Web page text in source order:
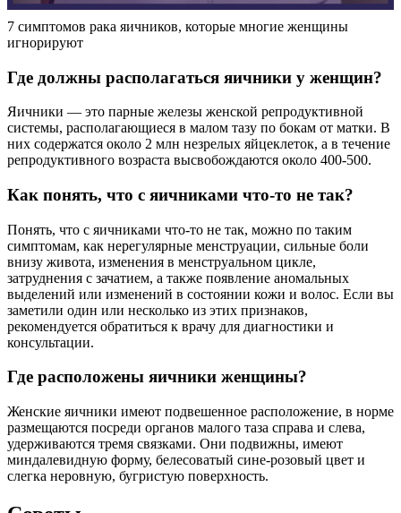
7 симптомов рака яичников, которые многие женщины
игнорируют
Где должны располагаться яичники у женщин?
Яичники — это парные железы женской репродуктивной
системы, располагающиеся в малом тазу по бокам от матки. В
них содержатся около 2 млн незрелых яйцеклеток, а в течение
репродуктивного возраста высвобождаются около 400-500.
Как понять, что с яичниками что-то не так?
Понять, что с яичниками что-то не так, можно по таким
симптомам, как нерегулярные менструации, сильные боли
внизу живота, изменения в менструальном цикле,
затруднения с зачатием, а также появление аномальных
выделений или изменений в состоянии кожи и волос. Если вы
заметили один или несколько из этих признаков,
рекомендуется обратиться к врачу для диагностики и
консультации.
Где расположены яичники женщины?
Женские яичники имеют подвешенное расположение, в норме
размещаются посреди органов малого таза справа и слева,
удерживаются тремя связками. Они подвижны, имеют
миндалевидную форму, белесоватый сине-розовый цвет и
слегка неровную, бугристую поверхность.